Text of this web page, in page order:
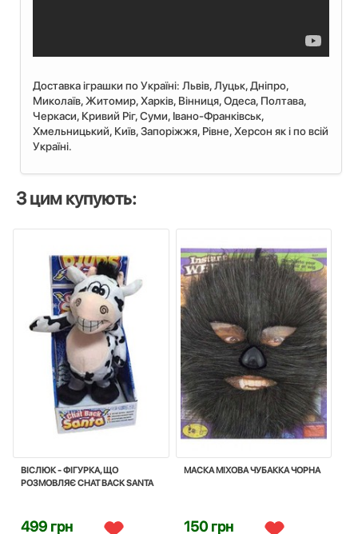
Доставка іграшки по Україні: Львiв, Луцьк, Дніпро,
Миколаїв, Житомир, Харків, Вінниця, Одеса, Полтава,
Черкаси, Кривий Ріг, Суми, Івано-Франківськ,
Хмельницький, Київ, Запоріжжя, Рівне, Херсон як і по всій
Україні.
З цим купують:
ВІСЛЮК - ФІГУРКА, ЩО
РОЗМОВЛЯЄ CHAT BACK SANTA
499 грн
МАСКА МIХОВА ЧУБАККА ЧОРНА
150 грн